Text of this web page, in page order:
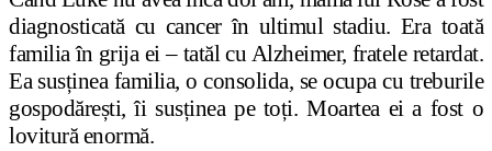
diagnosticată cu cancer în ultimul stadiu. Era toată
familia în grija ei – tatăl cu Alzheimer, fratele retardat.
Ea susținea familia, o consolida, se ocupa cu treburile
gospodărești, îi susținea pe toți. Moartea ei a fost o
lovitură enormă.